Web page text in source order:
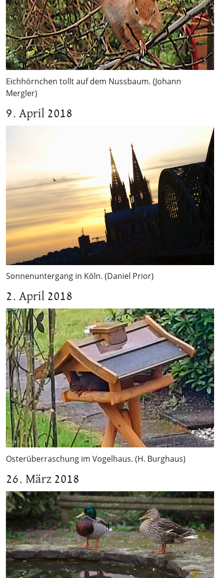
Eichhörnchen tollt auf dem Nussbaum. (Johann
Mergler)
9. April 2018
Sonnenuntergang in Köln. (Daniel Prior)
2. April 2018
Osterüberraschung im Vogelhaus. (H. Burghaus)
26. März 2018